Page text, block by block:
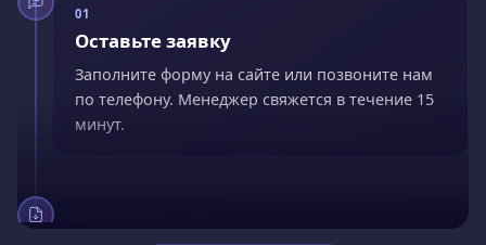
01
Оставьте заявку
Заполните форму на сайте или позвоните нам
по телефону. Менеджер свяжется в течение 15
минут.
02